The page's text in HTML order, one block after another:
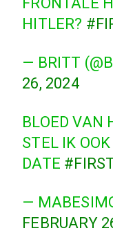
HITLER?
— BRITT
26, 2024
BLOED VAN
STEL IK
DATE
—
FEBRUARY